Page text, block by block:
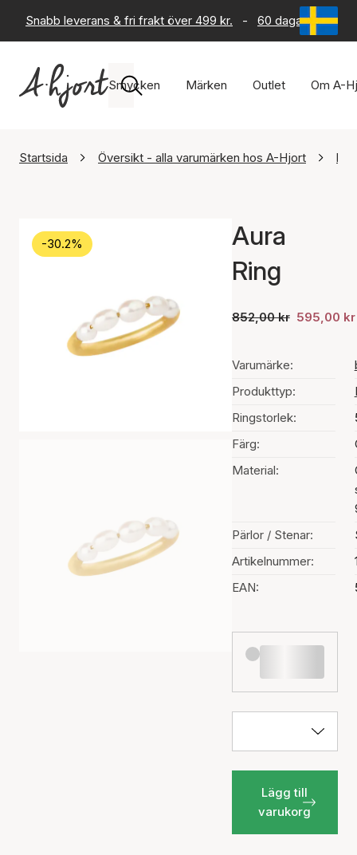
Snabb leverans & fri frakt över 499 kr. - 60 dagars
Smycken Märken Outlet Om A-
Startsida Översikt - alla varumärken hos A-Hjort
-30.2%
Aura
Ring
852,00 kr 595,00 kr
Varumärke:
Produkttyp:
Ringstorlek:
Färg:
Material:
Pärlor / Stenar:
Artikelnummer:
EAN:
Lägg till
varukorg